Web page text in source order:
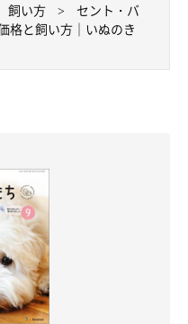
飼い方
セント・バ
と飼い方｜いぬのき